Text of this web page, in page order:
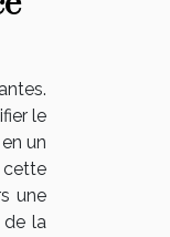
le
un
cette
une
de la